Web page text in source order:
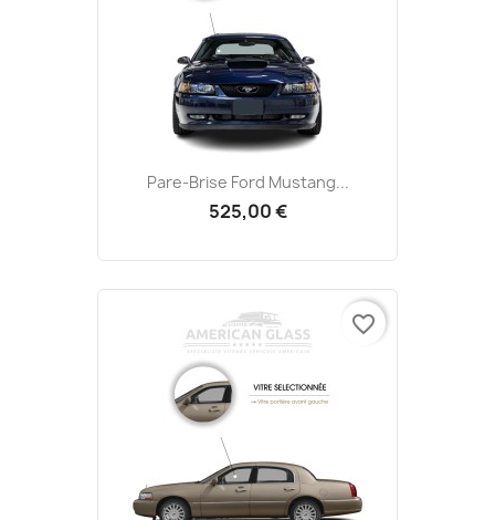
Pare-Brise Ford Mustang...
525,00 €
favorite_border